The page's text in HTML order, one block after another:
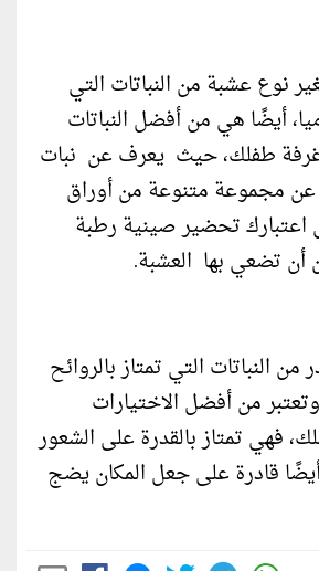
نوع عشبة من النباتات التي
أيضًا هي من أفضل النباتات
غرفة طفلك، حيث يعرف عن نبات
عن مجموعة متنوعة من أوراق
تحضير صينية رطبة
أن تضعي بها العشبة.
من النباتات التي تمتاز بالروائح
من أفضل الاختيارات
فهي تمتاز بالقدرة على الشعور
قادرة على جعل المكان يضج